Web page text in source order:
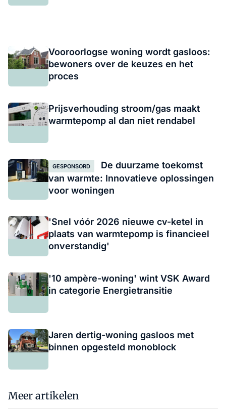
Vooroorlogse woning wordt gasloos:
bewoners over de keuzes en het
proces
Prijsverhouding stroom/gas maakt
warmtepomp al dan niet rendabel
GESPONSORD
De duurzame toekomst
van warmte: Innovatieve oplossingen
voor woningen
'Snel vóór 2026 nieuwe cv-ketel in
plaats van warmtepomp is financieel
onverstandig'
'10 ampère-woning' wint VSK Award
in categorie Energietransitie
Jaren dertig-woning gasloos met
binnen opgesteld monoblock
Meer artikelen